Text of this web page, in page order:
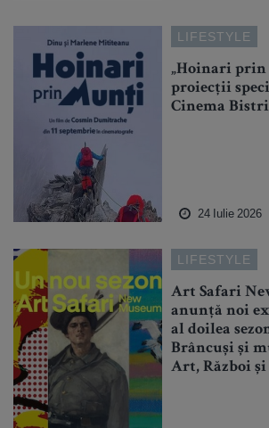
LIFESTYLE
„Hoinari
proiecții
Cinema
24 Iulie 2026
LIFESTYLE
Art Safari
anunță noi
al doilea
Brâncuși și
Art, Război și